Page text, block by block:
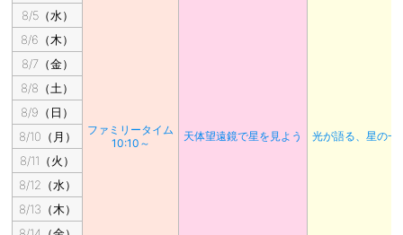
ファミリータイム
10:10～
天体望遠鏡で星を見よう 光が語る、星の一
8/5（水）
8/6（木）
8/7（金）
8/8（土）
8/9（日）
8/10（月）
8/11（火）
8/12（水）
8/13（木）